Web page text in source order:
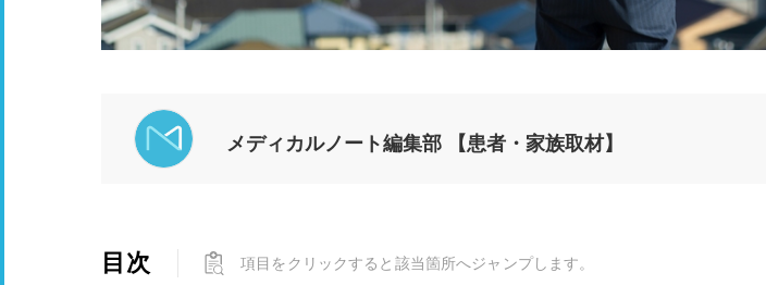
メディカルノート編集部 【患者・家族取材】
目次 項目をクリックすると該当箇所へジャンプします。